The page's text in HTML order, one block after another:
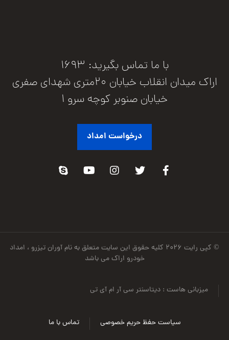
با ما تماس بگیرید: 1693
اراک میدان انقلاب خیابان 20متری شهدای صفری
خیابان صنوبر کوچه سرو 1
درخواست امداد
© کپی رایت ۲۰۲۶ کلیه حقوق این سایت متعلق به نام آوران تیزرو ، امداد
خودرو اراک می باشد
میزبانی هاست : دیتاسنتر سی آر ام آی تی
تماس با ما سیاست حفظ حریم خصوصی